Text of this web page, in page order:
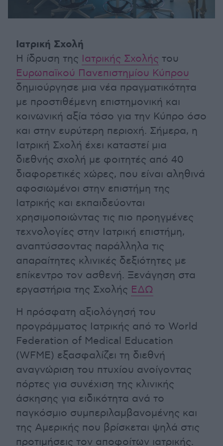
Ιατρική Σχολή
Η ίδρυση της Ιατρικής Σχολής του
Ευρωπαϊκού Πανεπιστημίου Κύπρου
δημιούργησε μια νέα πραγματικότητα
με προστιθέμενη επιστημονική και
κοινωνική αξία τόσο για την Κύπρο όσο
και στην ευρύτερη περιοχή. Σήμερα, η
Ιατρική Σχολή έχει καταστεί μια
διεθνής σχολή με φοιτητές από 40
διαφορετικές χώρες, που είναι αληθινά
αφοσιωμένοι στην επιστήμη της
Ιατρικής και εκπαιδεύονται
χρησιμοποιώντας τις πιο προηγμένες
τεχνολογίες στην Ιατρική επιστήμη,
αναπτύσσοντας παράλληλα τις
απαραίτητες κλινικές δεξιότητες με
επίκεντρο τον ασθενή. Ξενάγηση στα
εργαστήρια της Σχολής ΕΔΩ
Η πρόσφατη αξιολόγησή του
προγράμματος Ιατρικής από το World
Federation of Medical Education
(WFME) εξασφαλίζει τη διεθνή
αναγνώριση του πτυχίου ανοίγοντας
πόρτες για συνέχιση της κλινικής
άσκησης για ειδικότητα ανά το
παγκόσμιο συμπεριλαμβανομένης και
της Αμερικής που βρίσκεται ψηλά στις
προτιμήσεις τον αποφοίτων ιατρικής.